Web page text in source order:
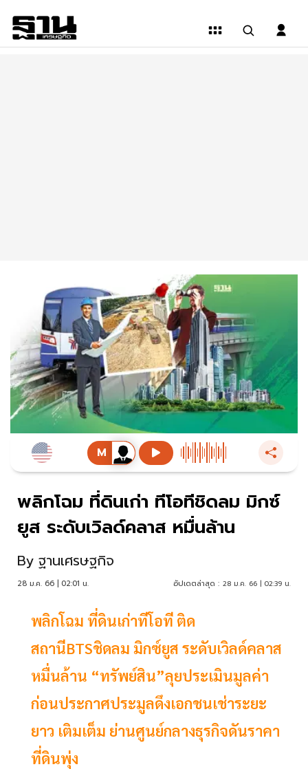
พลิกโฉม ที่ดินเก่า ทีโอทีชิดลม มิกซ์
ยูส ระดับเวิลด์คลาส หมื่นล้าน
By ฐานเศรษฐกิจ
28 ม.ค. 66 | 02:01 น. อัปเดตล่าสุด : 28 ม.ค. 66 | 02:39 น.
พลิกโฉม ที่ดินเก่าทีโอที ติด
สถานีBTSชิดลม มิกซ์ยูส ระดับเวิลด์คลาส
หมื่นล้าน “ทรัพย์สิน”ลุยประเมินมูลค่า
ก่อนประกาศประมูลดึงเอกชนเช่าระยะ
ยาว เติมเต็ม ย่านศูนย์กลางธุรกิจดันราคา
ที่ดินพุ่ง